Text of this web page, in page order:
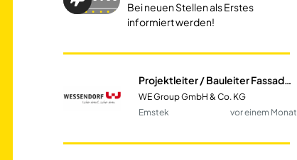
Bei neuen Stellen als Erstes
informiert werden!
Projektleiter / Bauleiter Fassadensysteme (m/w/d)
WE Group GmbH & Co. KG
Emstek
vor einem Monat